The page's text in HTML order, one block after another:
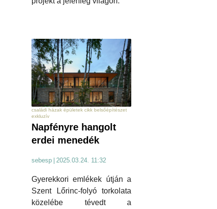
családi házak épületek cikk belsőépítészet
exkluzív
Napfényre hangolt
erdei menedék
sebesp | 2025.03.24. 11:32
Gyerekkori emlékek útján a
Szent Lőrinc-folyó torkolata
közelébe tévedt a